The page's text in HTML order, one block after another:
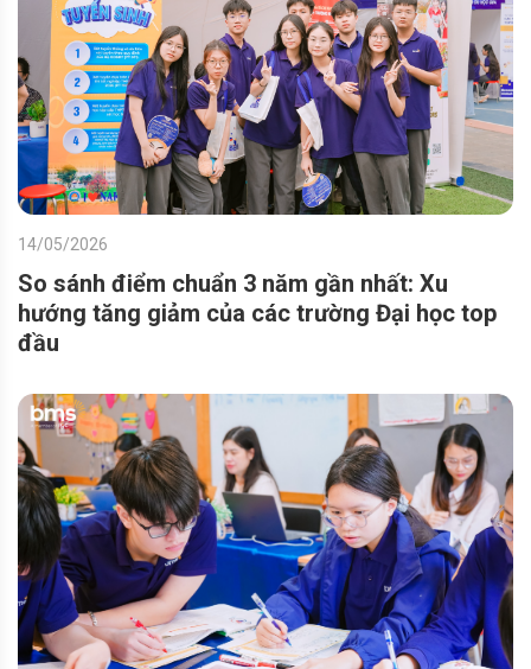
14/05/2026
So sánh điểm chuẩn 3 năm gần nhất: Xu
hướng tăng giảm của các trường Đại học top
đầu